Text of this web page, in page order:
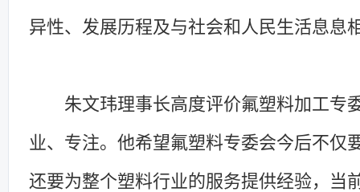
异性、发展历程及与社会和人民生活息息
朱文玮理事长高度评价氟塑料加工专
业、专注。他希望氟塑料专委会今后不仅
还要为整个塑料行业的服务提供经验，当